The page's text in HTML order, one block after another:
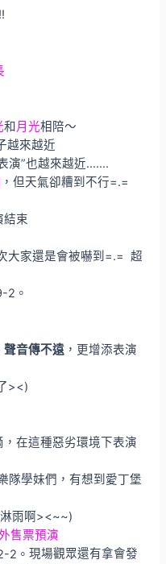
和月光相陪～
越來越近
演”也越來越近…….
，但天氣卻糟到不行=.=
結束
大家還是會被嚇到=.= 超
聲音傳不遠 ，更增添表演
><)
在這種惡劣環境下表演
隊學妹們，有想到愛丁堡
雨啊><~~)
售票預演
現場觀眾還有拿會發